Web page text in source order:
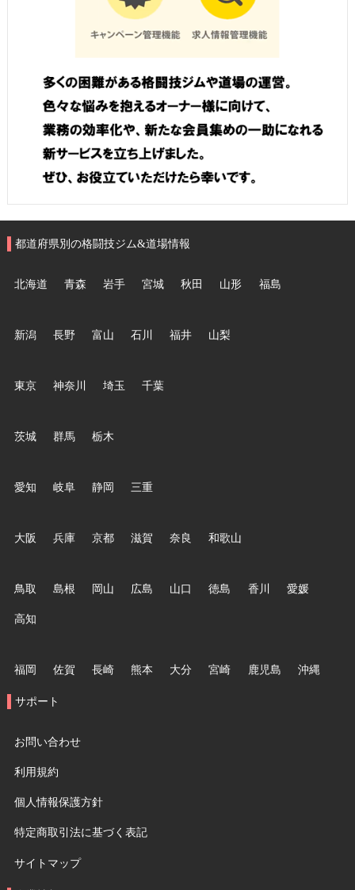
都道府県別の格闘技ジム&道場情報
北海道 青森 岩手 宮城 秋田 山形 福島
新潟 長野 富山 石川 福井 山梨
東京 神奈川 埼玉 千葉
茨城 群馬 栃木
愛知 岐阜 静岡 三重
大阪 兵庫 京都 滋賀 奈良 和歌山
鳥取 島根 岡山 広島 山口 徳島 香川 愛媛
高知
福岡 佐賀 長崎 熊本 大分 宮崎 鹿児島 沖縄
サポート
お問い合わせ
利用規約
個人情報保護方針
特定商取引法に基づく表記
サイトマップ